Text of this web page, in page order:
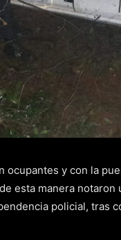
ocupantes y con la
esta manera notaron
policial, tras